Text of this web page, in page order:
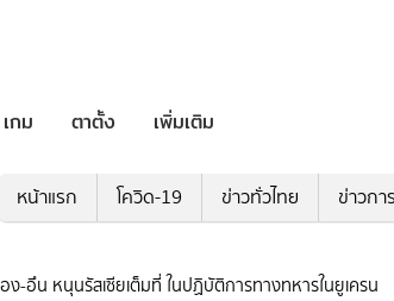
เกม ตาตั้ง เพิ่มเติม
หน้าแรก โควิด-19 ข่าวทั่วไทย ข่าวกา
ง-อึน หนุนรัสเซียเต็มที่ ในปฏิบัติการทางทหารในยูเครน